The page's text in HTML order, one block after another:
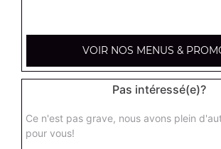
Nos
salade du chef, salade royale, salade
+
VOIR NOS MENUS &
Pas intéressé(e)?
Ce n'est pas grave, nous avons plein
pour vous!